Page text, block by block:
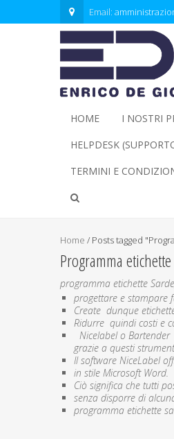
Email:
HOME I NOSTRI
HELPDESK
TERMINI E
Home / Posts tagged
Programma
programma etichette
progettare e stampare
Create dunque
Ridurre quindi costi e
Nicelabel o
grazie a questi
Il software NiceLabel
in stile Microsoft Word.
Ciò significa che tutti
senza disporre di
programma etichette